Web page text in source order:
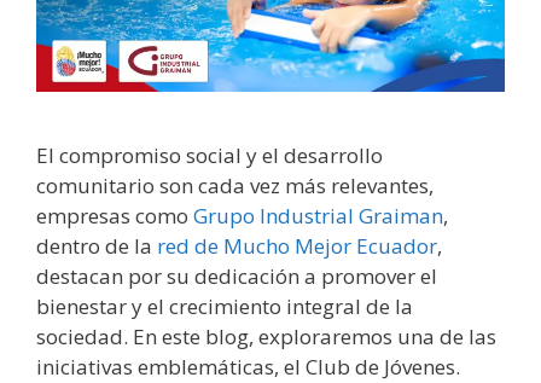
El compromiso social y el desarrollo
comunitario son cada vez más relevantes,
empresas como Grupo Industrial Graiman,
dentro de la red de Mucho Mejor Ecuador,
destacan por su dedicación a promover el
bienestar y el crecimiento integral de la
sociedad. En este blog, exploraremos una de las
iniciativas emblemáticas, el Club de Jóvenes.